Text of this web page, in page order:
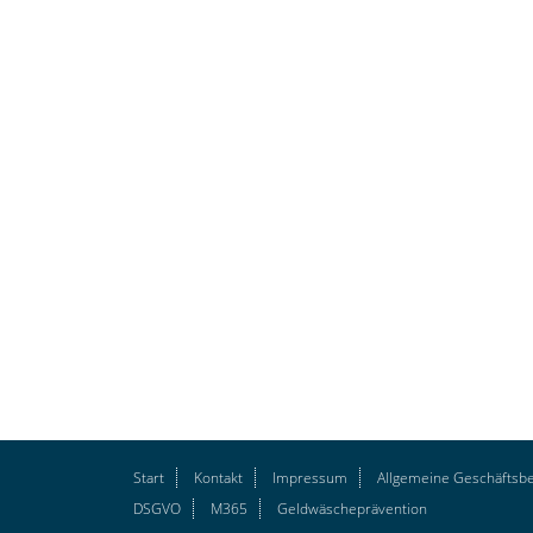
Start Kontakt Impressum Allgemeine
DSGVO
M365 Geldwäscheprävention